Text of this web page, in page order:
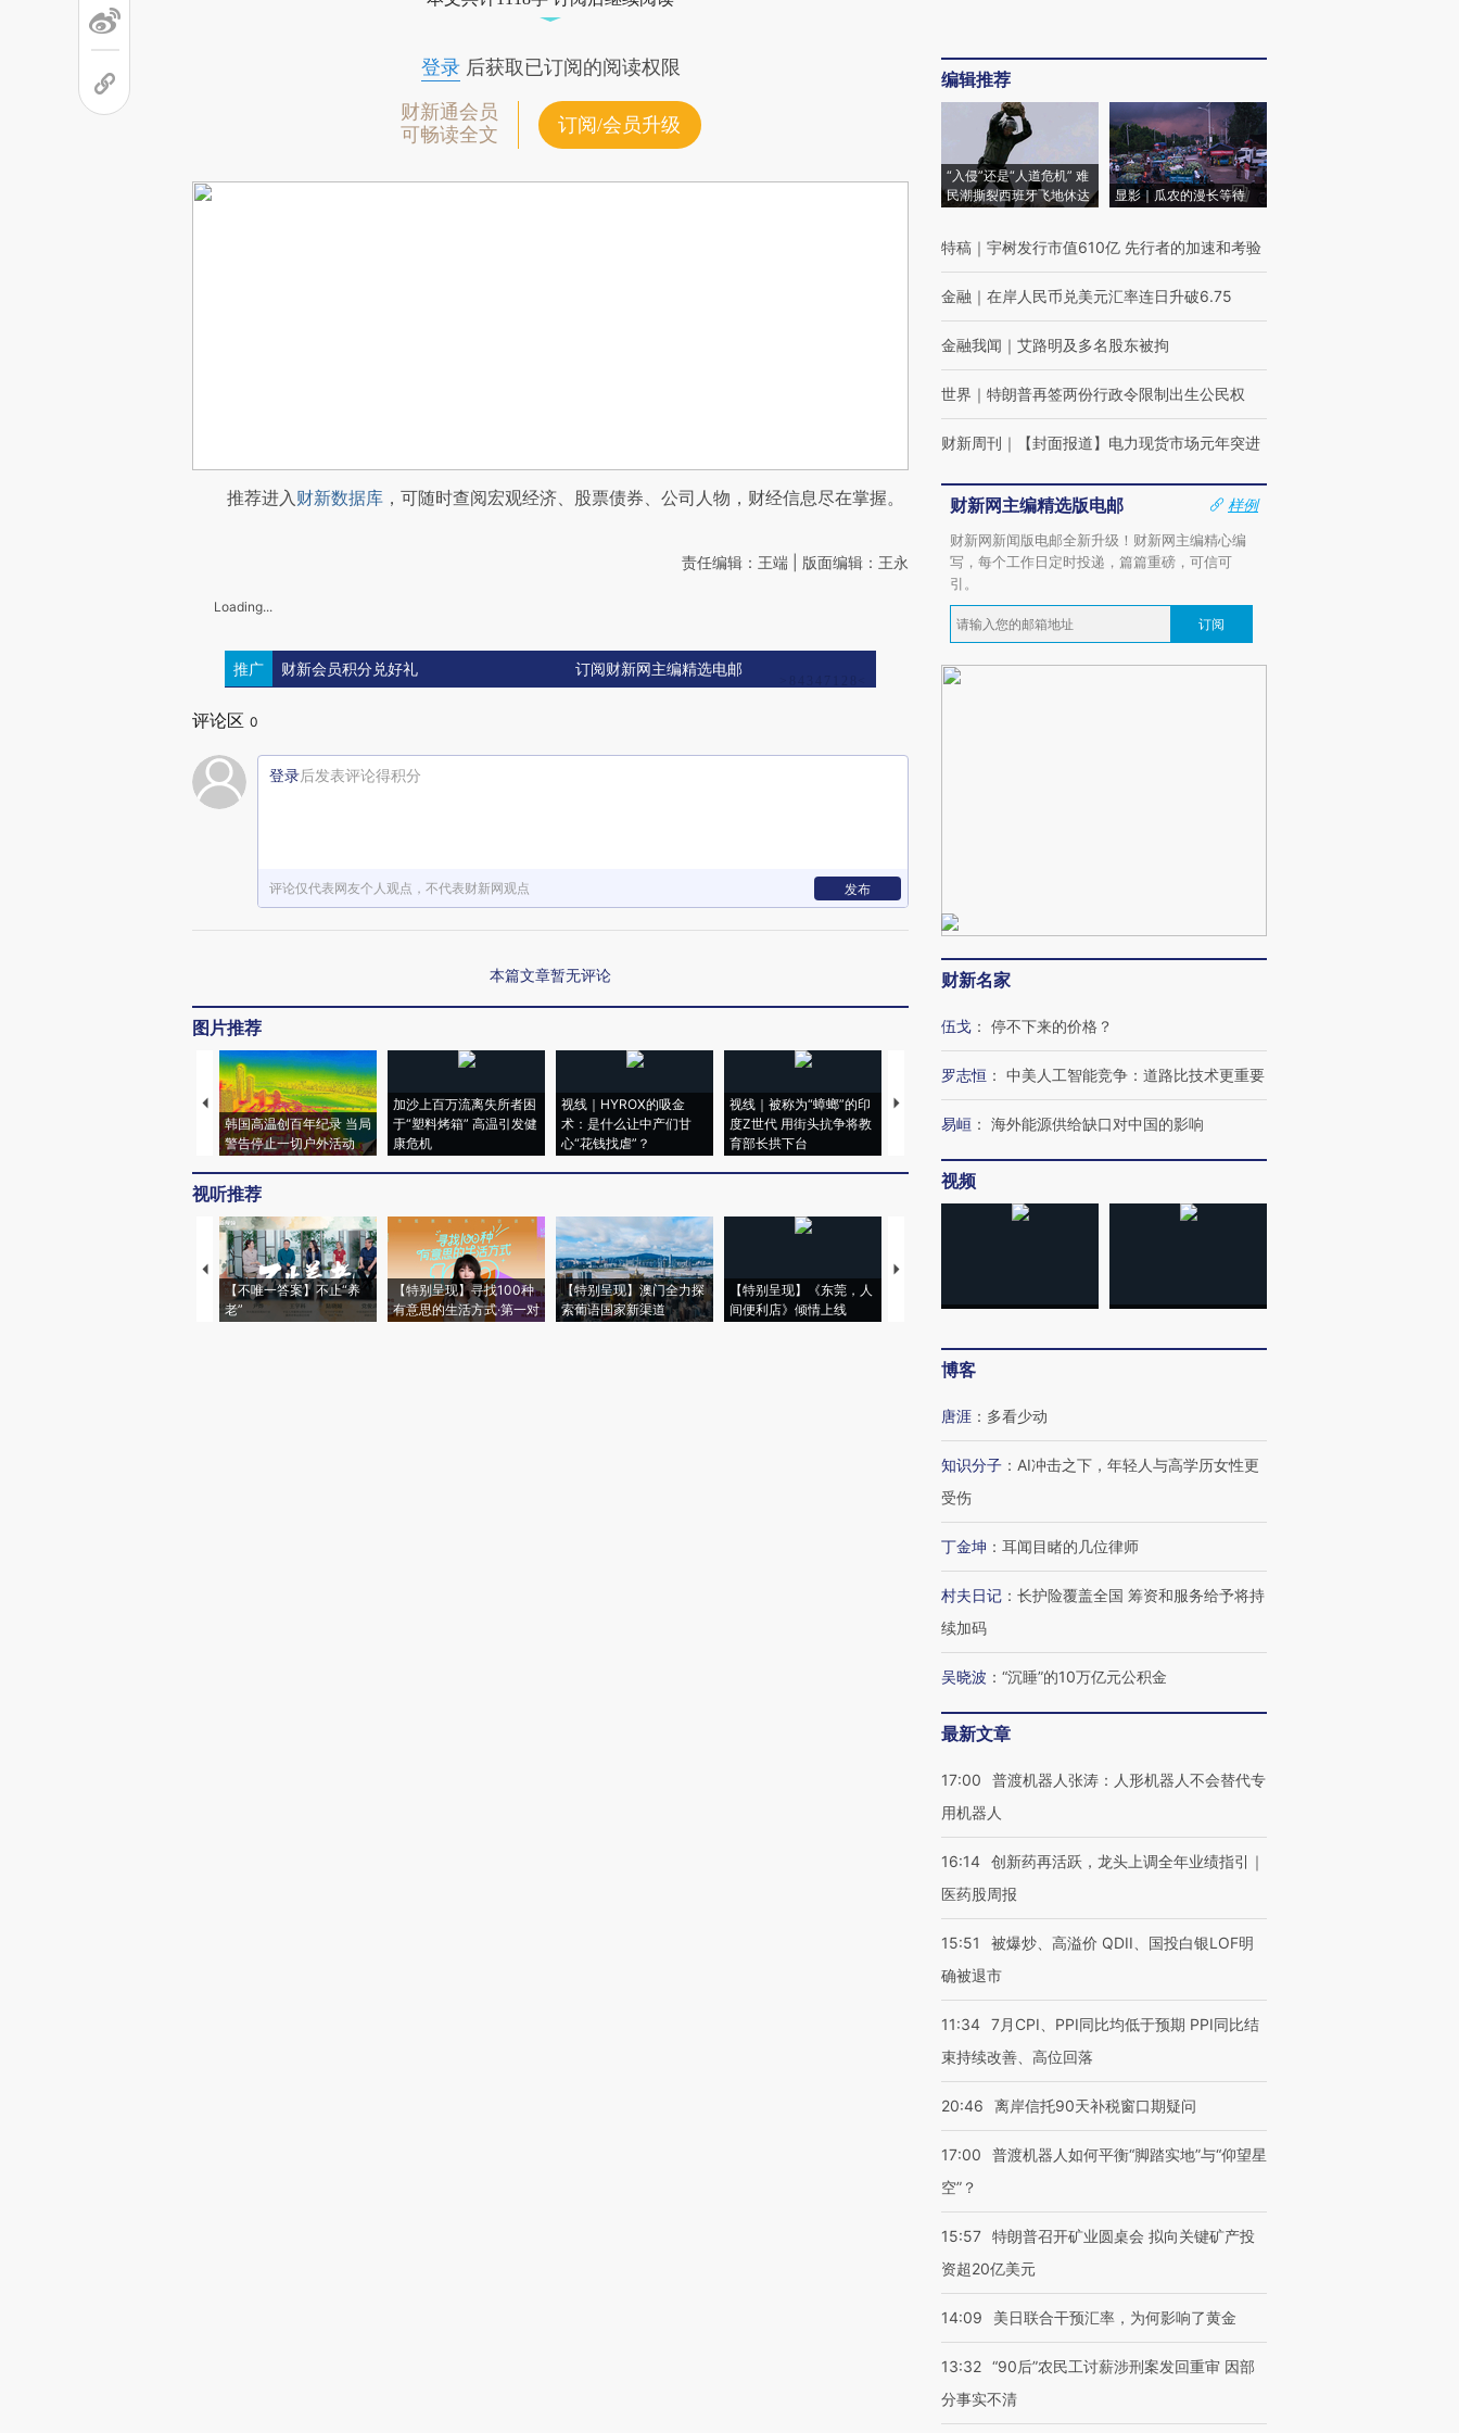
登录后获取已订阅的阅读权限
财新通会员
可畅读全文
订阅/会员升级
推荐进入财新数据库 ，可随时查阅宏观经济、股票债券、公司人物，财经信息尽在掌握。
责任编辑：王端 | 版面编辑：王永
Loading...
推广 财新会员积分兑好礼 订阅财新网主编精选电邮
评论区 0
登录后发表评论得积分
评论仅代表网友个人观点，不代表财新网观点 发布
本篇文章暂无评论
图片推荐
韩国高温创百年纪录 当局
警告停止一切户外活动
加沙上百万流离失所者困
于“塑料烤箱” 高温引发健
康危机
视线｜HYROX的吸金
术：是什么让中产们甘
心“花钱找虐”？
视线｜被称为“蟑螂”的印
度Z世代 用街头抗争将教
育部长拱下台
视线｜“入侵”还是“人道危
机”？难民潮撕裂西班牙
湖北宜昌局部短时降雨
128毫米 紧急转移近
哈尔滨遭遇短时极端强降
视听推荐
【不唯一答案】不止“养
老”
【特别呈现】寻找100种
有意思的生活方式·第一对
【特别呈现】澳门全力探
索葡语国家新渠道
【特别呈现】《东莞，人
间便利店》倾情上线
【推广】走进第四届链博
有意思的生活方式·第三对
住三大增长引擎是什么？
编辑推荐
“入侵”还是“人道危机” 难
民潮撕裂西班牙飞地休达
显影｜瓜农的漫长等待
特稿 ｜ 宇树发行市值610亿 先行者的加速和考验
金融 ｜ 在岸人民币兑美元汇率连日升破6.75
金融我闻 ｜ 艾路明及多名股东被拘
世界 ｜ 特朗普再签两份行政令限制出生公民权
财新周刊 ｜ 【封面报道】电力现货市场元年突进
财新网主编精选版电邮
样例
财新网新闻版电邮全新升级！财新网主编精心编
写，每个工作日定时投递，篇篇重磅，可信可
引。
订阅
财新名家
伍戈 ： 停不下来的价格？
罗志恒 ： 中美人工智能竞争：道路比技术更重要
易峘 ： 海外能源供给缺口对中国的影响
视频
博客
唐涯 ： 多看少动
知识分子 ： AI冲击之下，年轻人与高学历女性更
受伤
丁金坤 ： 耳闻目睹的几位律师
村夫日记 ： 长护险覆盖全国 筹资和服务给予将持
续加码
吴晓波 ： “沉睡”的10万亿元公积金
最新文章
17:00
普渡机器人张涛：人形机器人不会替代专
用机器人
16:14 创新药再活跃，龙头上调全年业绩指引｜
医药股周报
15:51
被爆炒、高溢价 QDII、国投白银LOF明
确被退市
11:34 7月CPI、PPI同比均低于预期 PPI同比结
束持续改善、高位回落
20:46 离岸信托90天补税窗口期疑问
17:00
普渡机器人如何平衡“脚踏实地”与“仰望星
空”？
15:57 特朗普召开矿业圆桌会 拟向关键矿产投
资超20亿美元
14:09 美日联合干预汇率，为何影响了黄金
13:32 “90后”农民工讨薪涉刑案发回重审 因部
分事实不清